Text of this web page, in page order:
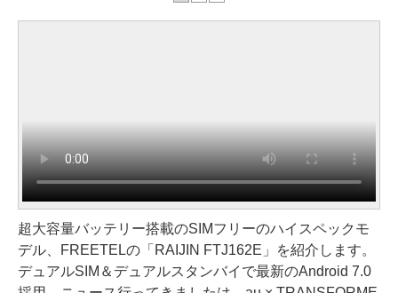
超大容量バッテリー搭載のSIMフリーのハイスペックモ
デル、FREETELの「RAIJIN FTJ162E」を紹介します。
デュアルSIM＆デュアルスタンバイで最新のAndroid 7.0